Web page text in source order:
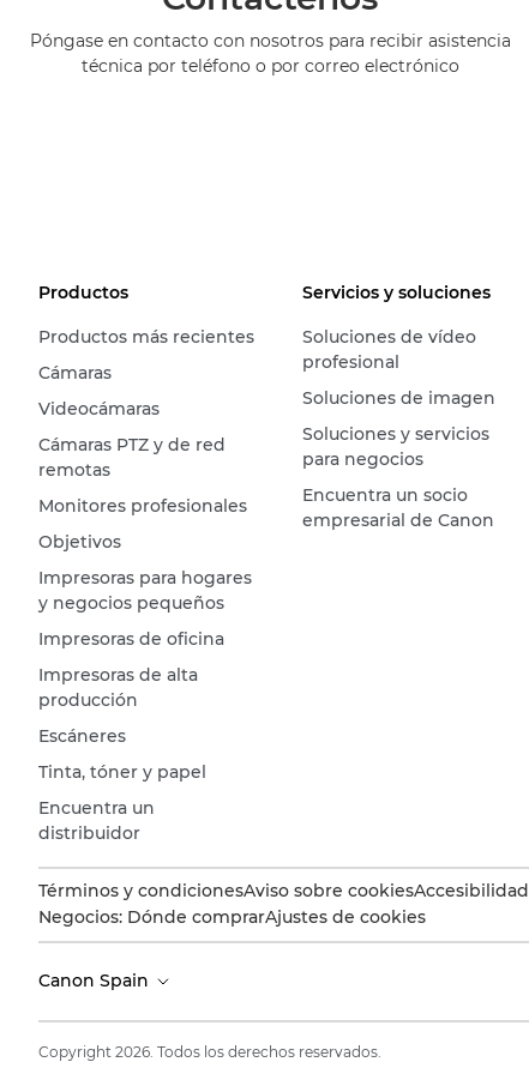
Póngase en contacto con nosotros para recibir asistencia
técnica por teléfono o por correo electrónico
Productos
Productos más recientes
Cámaras
Videocámaras
Cámaras PTZ y de red
remotas
Monitores profesionales
Objetivos
Impresoras para hogares
y negocios pequeños
Impresoras de oficina
Impresoras de alta
producción
Escáneres
Tinta, tóner y papel
Encuentra un
distribuidor
Servicios y soluciones
Soluciones de vídeo
profesional
Soluciones de imagen
Soluciones y servicios
para negocios
Encuentra un socio
empresarial de Canon
Términos y condicionesAviso sobre cookiesAccesibilidad
Negocios: Dónde comprarAjustes de cookies
Canon Spain
Copyright 2026. Todos los derechos reservados.